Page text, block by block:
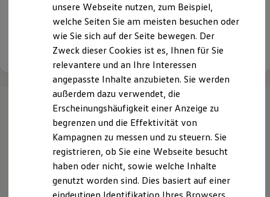
Nachhaltigkeit
Technologie
Kosten und Kauf
Kaufoptionen
E-Auto-Förderung
Software und Konnektivität
Die ID. Software 6
ID. Software Versionen und Updates
Digitale Extras
Schnittstellen zu Ihrem ID.
Hybridautos
Marke und Erlebnis
Volkswagen R und R Experience
R-Modelle
R Experience
Driving Experience
Werden Sie ein Teil unseres Teams
Details ansehen
Ihrenächsten
Schritte
unsere Webseite nutzen, zum Beispiel,
welche Seiten Sie am meisten besuchen oder
wie Sie sich auf der Seite bewegen. Der
Zweck dieser Cookies ist es, Ihnen für Sie
relevantere und an Ihre Interessen
angepasste Inhalte anzubieten. Sie werden
außerdem dazu verwendet, die
Erscheinungshäufigkeit einer Anzeige zu
begrenzen und die Effektivität von
Kampagnen zu messen und zu steuern. Sie
registrieren, ob Sie eine Webseite besucht
haben oder nicht, sowie welche Inhalte
genutzt worden sind. Dies basiert auf einer
eindeutigen Identifikation Ihres Browsers